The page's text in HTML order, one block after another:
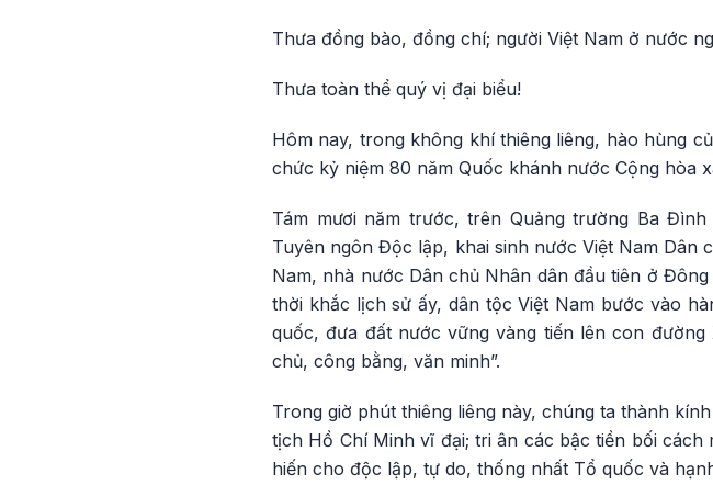
Thưa đồng bào, đồng chí; người Việt Nam ở nước
Thưa toàn thể quý vị đại biểu!
Hôm nay, trong không khí thiêng liêng, hào hùng
chức kỷ niệm 80 năm Quốc khánh nước Cộng hòa
Tám mươi năm trước, trên Quảng trường Ba
Tuyên ngôn Độc lập, khai sinh nước Việt Nam Dân
Nam, nhà nước Dân chủ Nhân dân đầu tiên ở
thời khắc lịch sử ấy, dân tộc Việt Nam bước vào
quốc, đưa đất nước vững vàng tiến lên con
chủ, công bằng, văn minh”.
Trong giờ phút thiêng liêng này, chúng ta thành
tịch Hồ Chí Minh vĩ đại; tri ân các bậc tiền bối
hiến cho độc lập, tự do, thống nhất Tổ quốc và